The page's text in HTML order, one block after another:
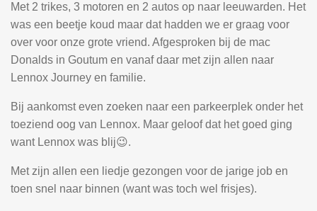
Met 2 trikes, 3 motoren en 2 autos op naar leeuwarden. Het
was een beetje koud maar dat hadden we er graag voor
over voor onze grote vriend. Afgesproken bij de mac
Donalds in Goutum en vanaf daar met zijn allen naar
Lennox Journey en familie.
Bij aankomst even zoeken naar een parkeerplek onder het
toeziend oog van Lennox. Maar geloof dat het goed ging
want Lennox was blij😉.
Met zijn allen een liedje gezongen voor de jarige job en
toen snel naar binnen (want was toch wel frisjes).